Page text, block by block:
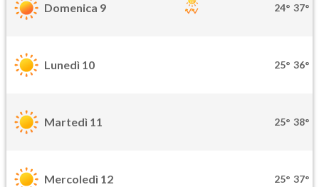
Domenica 9 24° 37°
Lunedì 10 25° 36°
Martedì 11 25° 38°
Mercoledì 12 25° 37°